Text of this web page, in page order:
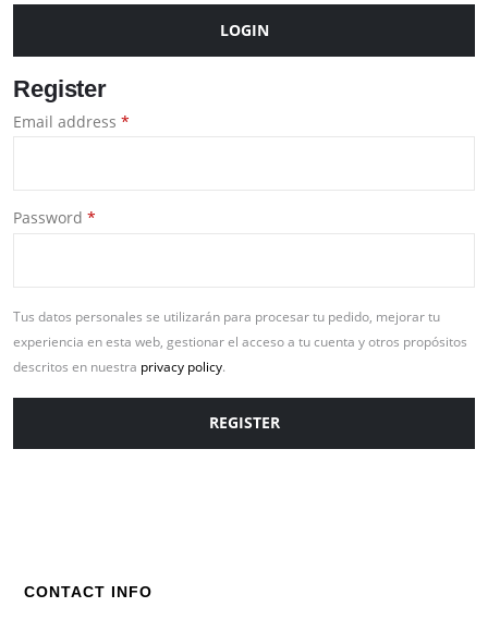
LOGIN
Register
Email address*
Password*
Tus datos personales se utilizarán para procesar tu pedido, mejorar tu
experiencia en esta web, gestionar el acceso a tu cuenta y otros propósitos
descritos en nuestra privacy policy.
REGISTER
CONTACT INFO